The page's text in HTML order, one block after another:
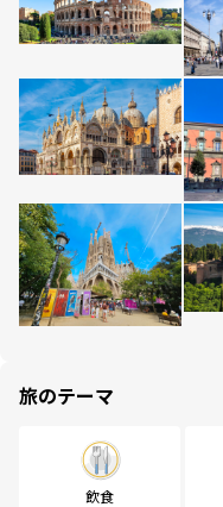
旅のテーマ
飲食